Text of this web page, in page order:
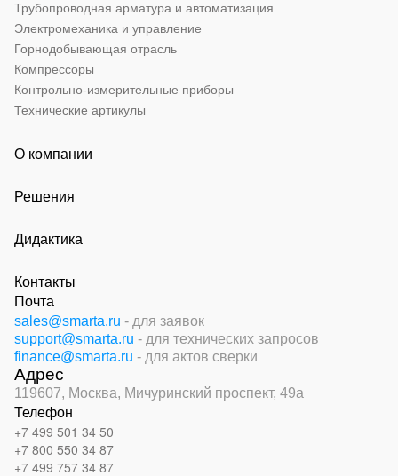
Трубопроводная арматура и автоматизация
Электромеханика и управление
Горнодобывающая отрасль
Компрессоры
Контрольно-измерительные приборы
Технические артикулы
О компании
Решения
Дидактика
Контакты
Почта
sales@smarta.ru - для заявок
support@smarta.ru - для технических запросов
finance@smarta.ru - для актов сверки
Адрес
119607, Москва, Мичуринский проспект, 49а
Телефон
+7 499 501 34 50
+7 800 550 34 87
+7 499 757 34 87